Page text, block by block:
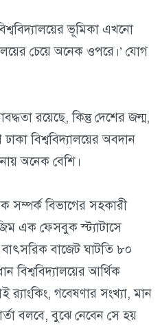
ভূমিকা এখনো
চেয়ে অনেক ওপরে।’ যোগ
রয়েছে, কিন্তু দেশের জন্ম,
ঢাকা বিশ্ববিদ্যালয়ের অবদান
অনেক বেশি।
সম্পর্ক বিভাগের সহকারী
এক ফেসবুক স্ট্যাটাসে
বাৎসরিক বাজেট ঘাটতি ৮০
বিশ্ববিদ্যালয়ের আর্থিক
র‍্যাংকিং, গবেষণার সংখ্যা, মান
বলবে, বুঝে নেবেন সে হয়